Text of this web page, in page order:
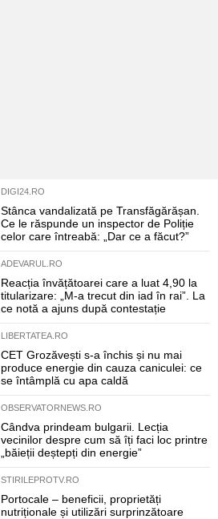
DIGI24.RO
Stânca vandalizată pe Transfăgărășan.
Ce le răspunde un inspector de Poliție
celor care întreabă: „Dar ce a făcut?”
ADEVARUL.RO
Reacția învățătoarei care a luat 4,90 la
titularizare: „M-a trecut din iad în rai”. La
ce notă a ajuns după contestație
LIBERTATEA.RO
CET Grozăvești s-a închis și nu mai
produce energie din cauza caniculei: ce
se întâmplă cu apa caldă
OBSERVATORNEWS.RO
Cândva prindeam bulgarii. Lecția
vecinilor despre cum să îți faci loc printre
„băieții deștepți din energie”
STIRILEPROTV.RO
Portocale – beneficii, proprietăți
nutriționale și utilizări surprinzătoare